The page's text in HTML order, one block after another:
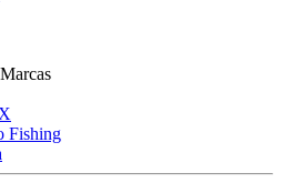
Fishing